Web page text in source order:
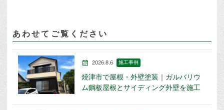
あわせてご覧ください
2026.8.6 施工事例
焼津市で屋根・外壁塗装｜ガルバリウ
ム鋼板屋根とサイディング外壁を施工